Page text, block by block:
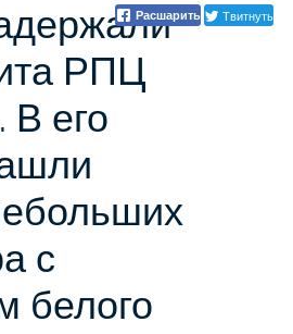
РПЦ
В его
с
белого
Расшарить Твитнуть